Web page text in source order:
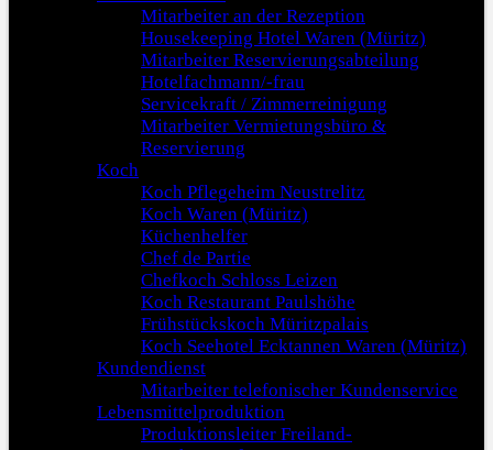
Mitarbeiter an der Rezeption
Housekeeping Hotel Waren (Müritz)
Mitarbeiter Reservierungsabteilung
Hotelfachmann/-frau
Servicekraft / Zimmerreinigung
Mitarbeiter Vermietungsbüro &
Reservierung
Koch
Koch Pflegeheim Neustrelitz
Koch Waren (Müritz)
Küchenhelfer
Chef de Partie
Chefkoch Schloss Leizen
Koch Restaurant Paulshöhe
Frühstückskoch Müritzpalais
Koch Seehotel Ecktannen Waren (Müritz)
Kundendienst
Mitarbeiter telefonischer Kundenservice
Lebensmittelproduktion
Produktionsleiter Freiland-